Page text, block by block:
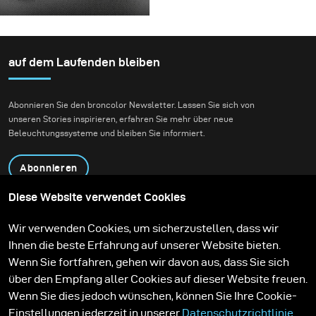
die die Flüssigkeit
konnte.
Für dieses Projekt hatten
Shootings in einer
Umgebung, die Natur
Architektur miteinander
verbindet.
auf dem Laufenden bleiben
Abonnieren Sie den broncolor Newsletter. Lassen Sie sich von
unseren Stories inspirieren, erfahren Sie mehr über neue
Beleuchtungssysteme und bleiben Sie informiert.
Abonnieren
Kontakt
Technologien
Contribute to our blog
Lernen
Support
Karriere
Media Center
Diese Website verwendet Cookies
Wir verwenden Cookies, um sicherzustellen, dass wir
Ihnen die beste Erfahrung auf unserer Website bieten.
Wenn Sie fortfahren, gehen wir davon aus, dass Sie sich
über den Empfang aller Cookies auf dieser Website freuen.
Wenn Sie dies jedoch wünschen, können Sie Ihre Cookie-
Einstellungen jederzeit in unserer Datenschutzrichtlinie